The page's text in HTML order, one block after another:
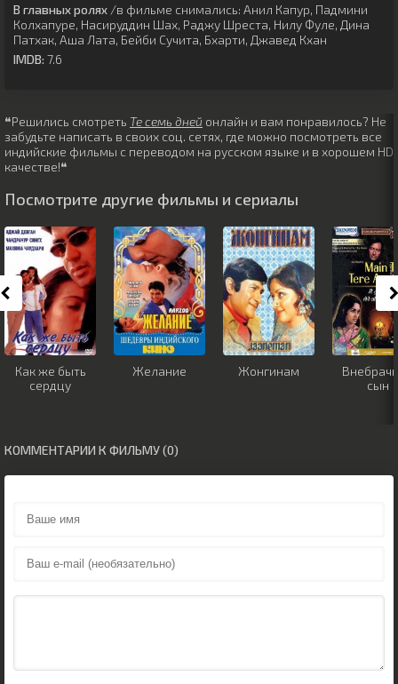
В главных ролях /в фильме снимались: Анил Капур, Падмини
Колхапуре, Насируддин Шах, Раджу Шреста, Нилу Фуле, Дина
Патхак, Аша Лата, Бейби Сучита, Бхарти, Джавед Кхан
IMDB: 7.6
❝Решились смотреть Те семь дней онлайн и вам понравилось? Не
забудьте написать в своих соц. сетях, где можно посмотреть все
индийские фильмы с переводом на русском языке и в хорошем HD
качестве!❝
Посмотрите другие фильмы и сериалы
Как же быть
сердцу
Желание Жонгинам
сын
КОММЕНТАРИИ К ФИЛЬМУ (0)